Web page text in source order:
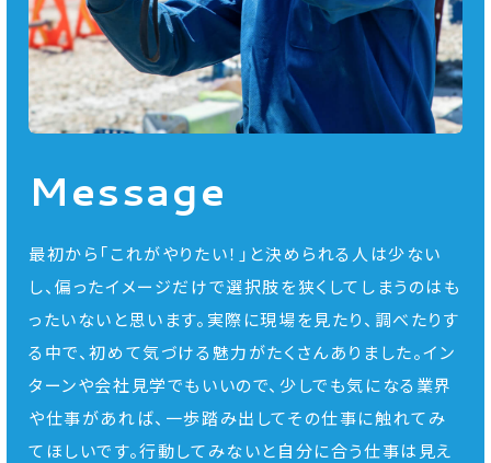
Message
最初から「これがやりたい！」と決められる人は少ない
し、偏ったイメージだけで選択肢を狭くしてしまうのはも
ったいないと思います。実際に現場を見たり、調べたりす
る中で、初めて気づける魅力がたくさんありました。イン
ターンや会社見学でもいいので、少しでも気になる業界
や仕事があれば、一歩踏み出してその仕事に触れてみ
てほしいです。行動してみないと自分に合う仕事は見え